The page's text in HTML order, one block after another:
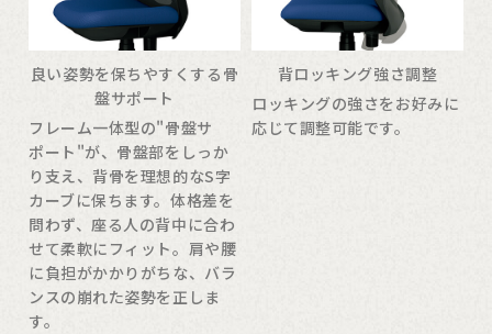
良い姿勢を保ちやすくする骨
盤サポート
フレーム一体型の"骨盤サ
ポート"が、骨盤部をしっか
り支え、背骨を理想的なS字
カーブに保ちます。体格差を
問わず、座る人の背中に合わ
せて柔軟にフィット。肩や腰
に負担がかかりがちな、バラ
ンスの崩れた姿勢を正しま
す。
背ロッキング強さ調整
ロッキングの強さをお好みに
応じて調整可能です。